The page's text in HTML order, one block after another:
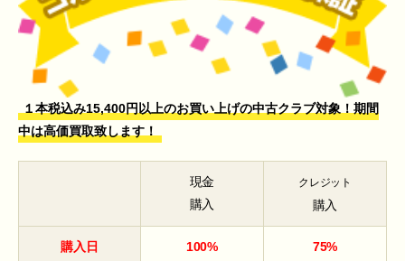
１本税込み15,400円以上のお買い上げの中古クラブ対象！期間
中は高価買取致します！
現金
購入
クレジット
購入
購入日
100%
75%